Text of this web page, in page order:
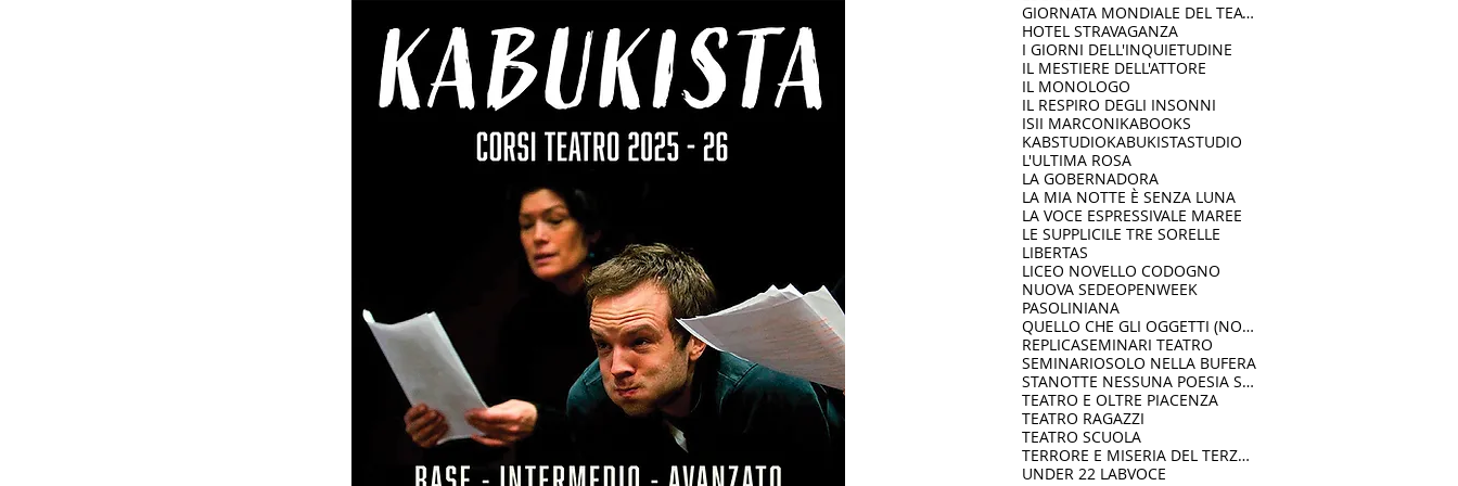
GIORNATA MONDIALE DEL TEATRO
HOTEL STRAVAGANZA
I GIORNI DELL'INQUIETUDINE
IL MESTIERE DELL'ATTORE
IL MONOLOGO
IL RESPIRO DEGLI INSONNI
ISII MARCONIKABOOKS
KABSTUDIOKABUKISTASTUDIO
L'ULTIMA ROSA
LA GOBERNADORA
LA MIA NOTTE È SENZA LUNA
LA VOCE ESPRESSIVALE MAREE
LE SUPPLICILE TRE SORELLE
LIBERTAS
LICEO NOVELLO CODOGNO
NUOVA SEDEOPENWEEK
PASOLINIANA
QUELLO CHE GLI OGGETTI (NON) DICONO
REPLICASEMINARI TEATRO
SEMINARIOSOLO NELLA BUFERA
STANOTTE NESSUNA POESIA SERVIRÀ
TEATRO E OLTRE PIACENZA
TEATRO RAGAZZI
TEATRO SCUOLA
TERRORE E MISERIA DEL TERZO REICH
UNDER 22 LABVOCE